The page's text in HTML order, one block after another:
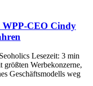
WPP-CEO Cindy
Lesezeit: 3 min
größten Werbekonzerne,
Geschäftsmodells weg